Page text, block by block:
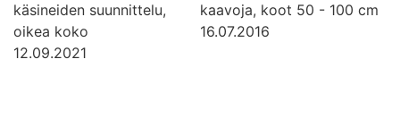
käsineiden suunnittelu,
oikea koko
12.09.2021
kaavoja, koot 50 - 100 cm
16.07.2016